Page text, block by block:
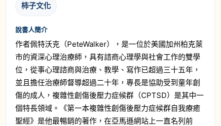
柿子文化
說書人簡介
作者佩特沃克（PeteWalker），是一位於美國加州柏克萊
市的資深心理治療師，具有諮商心理學與社會工作的雙學
位，從事心理諮商與治療、教學、寫作已超過三十五年，
並且擔任治療師督導超過二十年，專長是協助受到童年創
傷的成人，複雜性創傷後壓力症候群（CPTSD）是其中一
個特長領域。《第一本複雜性創傷後壓力症候群自我療癒
聖經》是他最暢銷的著作，在亞馬遜網站上一直名列前